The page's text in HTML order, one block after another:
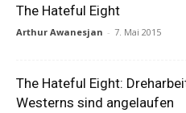
The Hateful Eight
Arthur Awanesjan - 7. Mai 2015
The Hateful Eight:
Westerns sind angelaufen